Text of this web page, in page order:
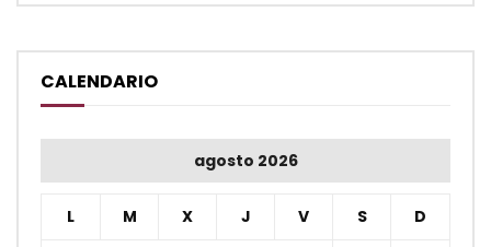
CALENDARIO
agosto 2026
L M X J V S D